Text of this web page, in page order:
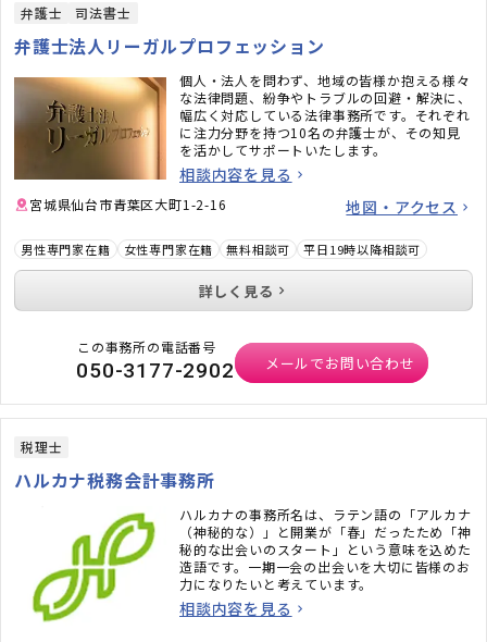
弁護士 司法書士
弁護士法人リーガルプロフェッション
個人・法人を問わず、地域の皆様か抱える様々
な法律問題、紛争やトラブルの回避・解決に、
幅広く対応している法律事務所です。それぞれ
に注力分野を持つ10名の弁護士が、その知見
を活かしてサポートいたします。
相談内容を見る
宮城県仙台市青葉区大町1-2-16 地図・アクセス
男性専門家在籍 女性専門家在籍 無料相談可 平日19時以降相談可
詳しく見る
この事務所の電話番号
050-3177-2902 メールでお問い合わせ
税理士
ハルカナ税務会計事務所
ハルカナの事務所名は、ラテン語の「アルカナ
（神秘的な）」と開業が「春」だったため「神
秘的な出会いのスタート」という意味を込めた
造語です。一期一会の出会いを大切に皆様のお
力になりたいと考えています。
相談内容を見る